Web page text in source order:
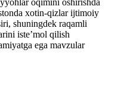
oqimini oshirishda
xotin-qizlar ijtimoiy
shuningdek raqamli
iste’mol qilish
ega mavzular